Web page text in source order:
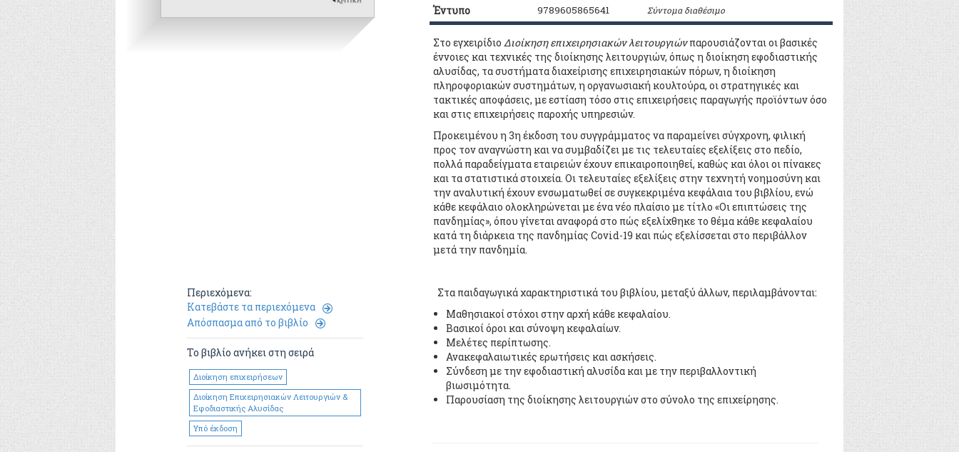
Έντυπο
9789605865641 Σύντομα διαθέσιμο
Στο εγχειρίδιο Διοίκηση επιχειρησιακών λειτουργιώνπαρουσιάζονται οι βασικές
έννοιες και τεχνικές της διοίκησης λειτουργιών, όπως η διοίκηση εφοδιαστικής
αλυσίδας, τα συστήματα διαχείρισης επιχειρησιακών πόρων, η διοίκηση
πληροφοριακών συστημάτων, η οργανωσιακή κουλτούρα, οι στρατηγικές και
τακτικές αποφάσεις, με εστίαση τόσο στις επιχειρήσεις παραγωγής προϊόντων όσο
και στις επιχειρήσεις παροχής υπηρεσιών.
Προκειμένου η 3η έκδοση του συγγράμματος να παραμείνει σύγχρονη, φιλική
προς τον αναγνώστη και να συμβαδίζει με τις τελευταίες εξελίξεις στο πεδίο,
πολλά παραδείγματα εταιρειών έχουν επικαιροποιηθεί, καθώς και όλοι οι πίνακες
και τα στατιστικά στοιχεία. Οι τελευταίες εξελίξεις στην τεχνητή νοημοσύνη και
την αναλυτική έχουν ενσωματωθεί σε συγκεκριμένα κεφάλαια του βιβλίου, ενώ
κάθε κεφάλαιο ολοκληρώνεται με ένα νέο πλαίσιο με τίτλο «Οι επιπτώσεις της
πανδημίας», όπου γίνεται αναφορά στο πώς εξελίχθηκε το θέμα κάθε κεφαλαίου
κατά τη διάρκεια της πανδημίας Covid-19 και πώς εξελίσσεται στο περιβάλλον
μετά την πανδημία.
Περιεχόμενα:
Κατεβάστε τα περιεχόμενα
Απόσπασμα από το βιβλίο
Το βιβλίο ανήκει στη σειρά
Διοίκηση επιχειρήσεων
Διοίκηση Επιχειρησιακών Λειτουργιών &
Εφοδιαστικής Αλυσίδας
Υπό έκδοση
Στα παιδαγωγικά χαρακτηριστικά του βιβλίου, μεταξύ άλλων, περιλαμβάνονται:
Μαθησιακοί στόχοι στην αρχή κάθε κεφαλαίου.
Βασικοί όροι και σύνοψη κεφαλαίων.
Μελέτες περίπτωσης.
Ανακεφαλαιωτικές ερωτήσεις και ασκήσεις.
Σύνδεση με την εφοδιαστική αλυσίδα και με την περιβαλλοντική
βιωσιμότητα.
Παρουσίαση της διοίκησης λειτουργιών στο σύνολο της επιχείρησης.